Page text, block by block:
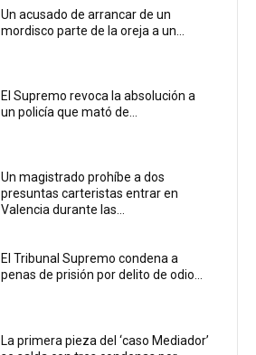
Un acusado de arrancar de un
mordisco parte de la oreja a un...
El Supremo revoca la absolución a
un policía que mató de...
Un magistrado prohíbe a dos
presuntas carteristas entrar en
Valencia durante las...
El Tribunal Supremo condena a
penas de prisión por delito de odio...
La primera pieza del ‘caso Mediador’